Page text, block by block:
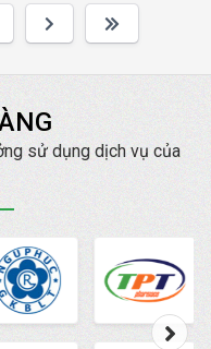
hàng trăm khách hàng
nhỏ ở Hà Nội và các
phát triển kinh
nhanh chóng.
sử dụng dịch vụ của